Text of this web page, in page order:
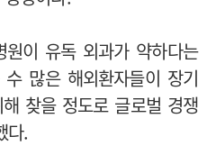
원이 유독 외과가 약하다는
많은 해외환자들이 장기
찾을 정도로 글로벌 경쟁
다.